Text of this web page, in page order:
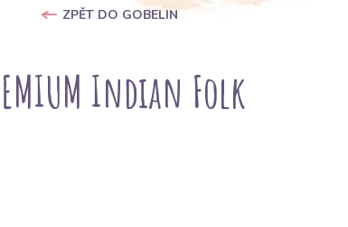
ZPĚT DO GOBELIN
Indian Folk